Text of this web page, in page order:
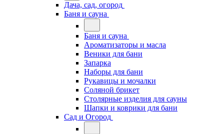
Дача, сад, огород
Баня и сауна
Баня и сауна
Ароматизаторы и масла
Веники для бани
Запарка
Наборы для бани
Рукавицы и мочалки
Соляной брикет
Столярные изделия для сауны
Шапки и коврики для бани
Сад и Огород